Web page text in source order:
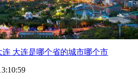
大连是哪个省的城市哪个市